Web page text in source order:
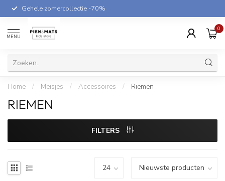
Gehele zomercollectie -70%
MENU
0
Home / Meisjes / Accessoires / Riemen
RIEMEN
FILTERS